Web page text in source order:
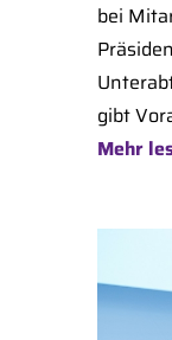
bei
gibt
Mehr